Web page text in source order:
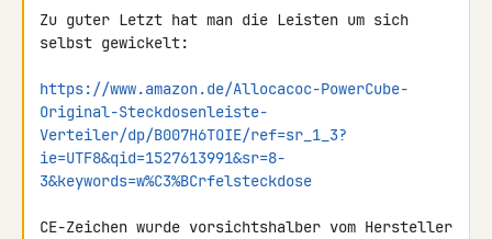
Zu guter Letzt hat man die Leisten um sich
selbst gewickelt:
https://www.amazon.de/Allocacoc-PowerCube-
Original-Steckdosenleiste-
Verteiler/dp/B007H6TOIE/ref=sr_1_3?
ie=UTF8&qid=1527613991&sr=8-
3&keywords=w%C3%BCrfelsteckdose
CE-Zeichen wurde vorsichtshalber vom Hersteller